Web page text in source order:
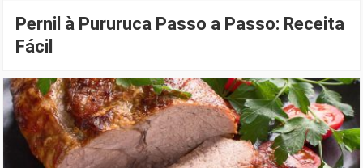
Pernil à Pururuca Passo a Passo: Receita
Fácil